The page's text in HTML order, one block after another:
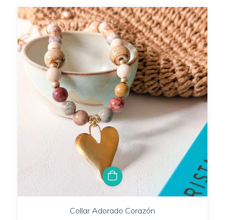
Collar Adorado Corazón